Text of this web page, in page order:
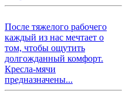
После тяжелого рабочего
каждый из нас мечтает о
том, чтобы ощутить
долгожданный комфорт.
Кресла-мячи
предназначены...